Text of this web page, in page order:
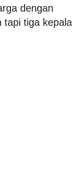
dengan
tiga kepala